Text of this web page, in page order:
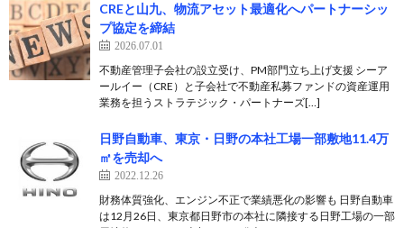
CREと山九、物流アセット最適化へパートナーシッ
プ協定を締結
2026.07.01
不動産管理子会社の設立受け、PM部門立ち上げ支援 シーア
ールイー（CRE）と子会社で不動産私募ファンドの資産運用
業務を担うストラテジック・パートナーズ[…]
日野自動車、東京・日野の本社工場一部敷地11.4万
㎡を売却へ
2022.12.26
財務体質強化、エンジン不正で業績悪化の影響も 日野自動車
は12月26日、東京都日野市の本社に隣接する日野工場の一部